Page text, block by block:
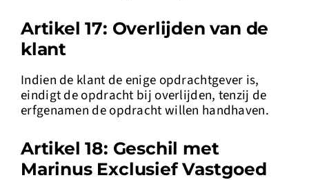
Artikel 17: Overlijden van de
klant
Indien de klant de enige opdrachtgever is,
eindigt de opdracht bij overlijden, tenzij de
erfgenamen de opdracht willen handhaven.
Artikel 18: Geschil met
Marinus Exclusief Vastgoed